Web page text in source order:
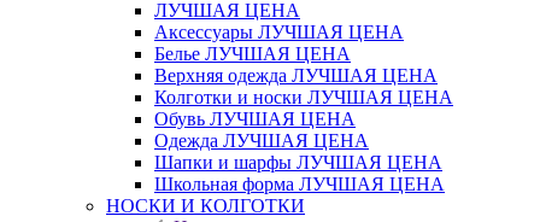
ЛУЧШАЯ ЦЕНА
Аксессуары ЛУЧШАЯ ЦЕНА
Белье ЛУЧШАЯ ЦЕНА
Верхняя одежда ЛУЧШАЯ ЦЕНА
Колготки и носки ЛУЧШАЯ ЦЕНА
Обувь ЛУЧШАЯ ЦЕНА
Одежда ЛУЧШАЯ ЦЕНА
Шапки и шарфы ЛУЧШАЯ ЦЕНА
Школьная форма ЛУЧШАЯ ЦЕНА
НОСКИ И КОЛГОТКИ